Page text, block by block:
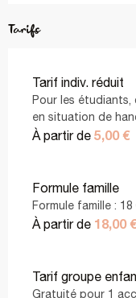
Tarifs
Tarif indiv. réduit
Pour les
en situation de
À partir de 5,00 €
Formule famille
Formule famille :
À partir de 18,00 €
Tarif groupe
Gratuité pour 1